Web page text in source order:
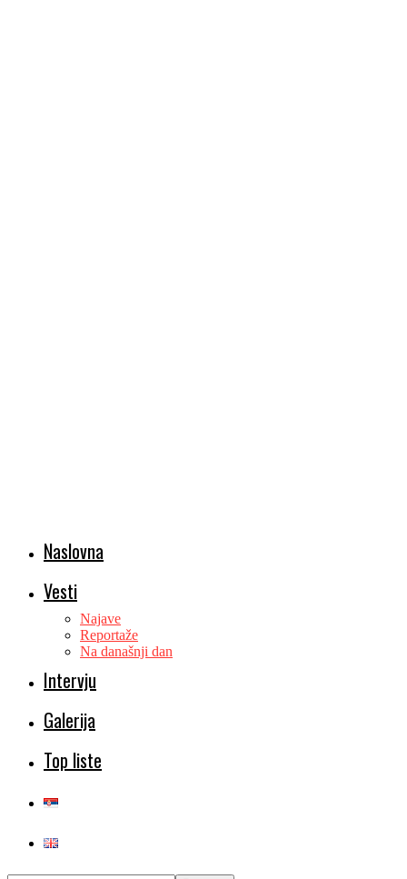
Naslovna
Vesti
Najave
Reportaže
Na današnji dan
Intervju
Galerija
Top liste